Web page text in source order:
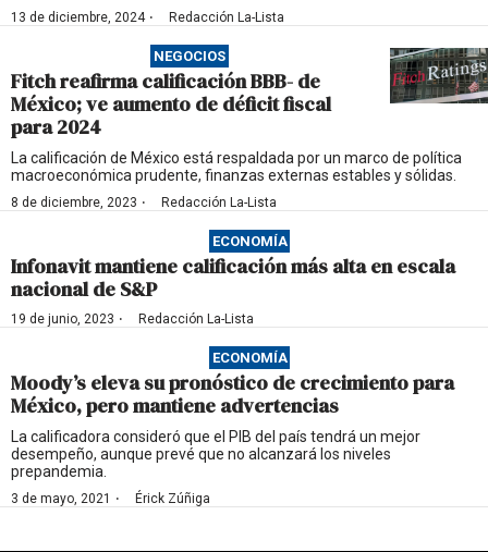
13 de diciembre, 2024· Redacción La-Lista
NEGOCIOS
Fitch reafirma calificación BBB- de
México; ve aumento de déficit fiscal
para 2024
La calificación de México está respaldada por un marco de política
macroeconómica prudente, finanzas externas estables y sólidas.
8 de diciembre, 2023 · Redacción La-Lista
ECONOMÍA
Infonavit mantiene calificación más alta en escala
nacional de S&P
19 de junio, 2023 · Redacción La-Lista
ECONOMÍA
Moody’s eleva su pronóstico de crecimiento para
México, pero mantiene advertencias
La calificadora consideró que el PIB del país tendrá un mejor
desempeño, aunque prevé que no alcanzará los niveles
prepandemia.
3 de mayo, 2021 · Érick Zúñiga